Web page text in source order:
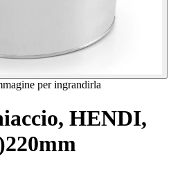
per ingrandirla
HENDI,